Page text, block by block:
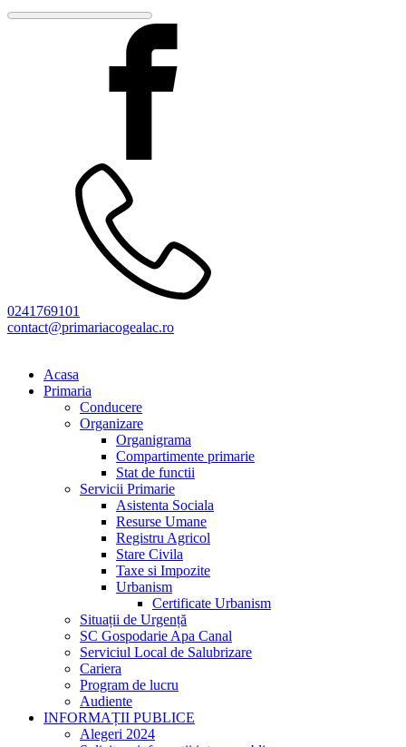
0241769101
contact@primariacogealac.ro
Acasa
Primaria
Conducere
Organizare
Organigrama
Compartimente primarie
Stat de functii
Servicii Primarie
Asistenta Sociala
Resurse Umane
Registru Agricol
Stare Civila
Taxe si Impozite
Urbanism
Certificate Urbanism
Situații de Urgență
SC Gospodarie Apa Canal
Serviciul Local de Salubrizare
Cariera
Program de lucru
Audiente
INFORMAȚII PUBLICE
Alegeri 2024